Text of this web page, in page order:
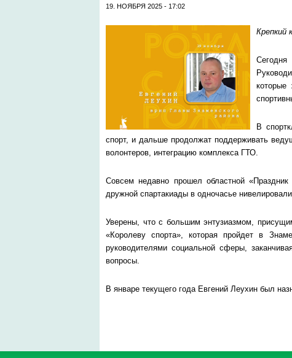
19. НОЯБРЯ 2025 - 17:02
Крепкий
которые
В
спорт, и дальше продолжат поддерживать
волонтеров, интеграцию комплекса ГТО.
Совсем недавно прошел областной
дружной спартакиады в одночасье
Уверены, что с большим энтузиазмом,
«Королеву спорта», которая пройдет в
руководителями социальной сферы,
вопросы.
В январе текущего года Евгений Леухин был